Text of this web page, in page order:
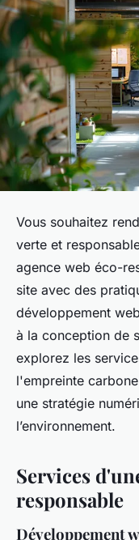
Vous souhaitez
verte et
agence web éco-
site avec des
développement
à la conception de
explorez les
l'empreinte
une stratégie
l’environnement.
Services
responsable
Développement